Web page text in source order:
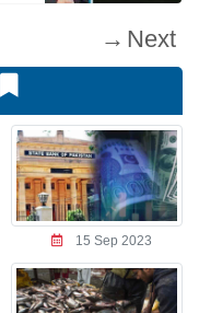
Next →
15 Sep 2023